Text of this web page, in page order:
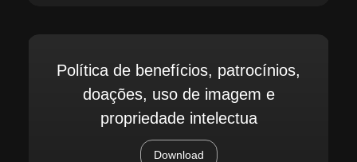
Política de benefícios, patrocínios,
doações, uso de imagem e
propriedade intelectua
Download